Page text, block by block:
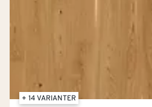
+ 14 VARIANTER